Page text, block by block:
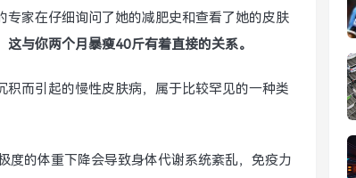
家在仔细询问了她的减肥史和查看了她的皮肤
与你两个月暴瘦40斤有着直接的关系。
而引起的慢性皮肤病，属于比较罕见的一种类
度的体重下降会导致身体代谢系统紊乱，免疫力